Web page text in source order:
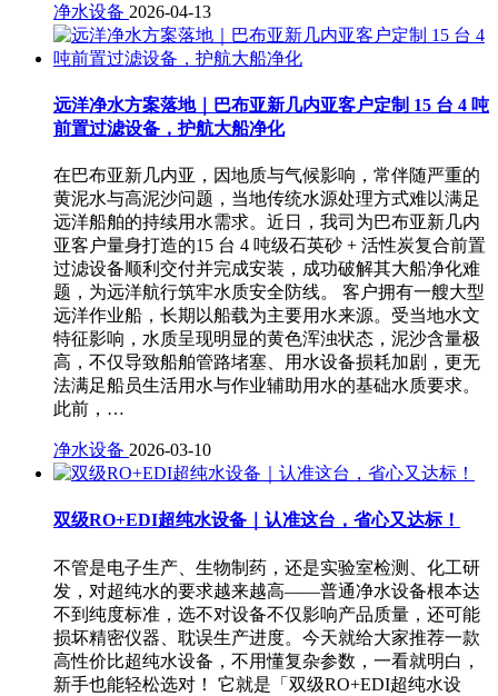
净水设备 2026-04-13
远洋净水方案落地｜巴布亚新几内亚客户定制 15 台 4 吨
前置过滤设备，护航大船净化
在巴布亚新几内亚，因地质与气候影响，常伴随严重的
黄泥水与高泥沙问题，当地传统水源处理方式难以满足
远洋船舶的持续用水需求。近日，我司为巴布亚新几内
亚客户量身打造的15 台 4 吨级石英砂 + 活性炭复合前置
过滤设备顺利交付并完成安装，成功破解其大船净化难
题，为远洋航行筑牢水质安全防线。 客户拥有一艘大型
远洋作业船，长期以船载为主要用水来源。受当地水文
特征影响，水质呈现明显的黄色浑浊状态，泥沙含量极
高，不仅导致船舶管路堵塞、用水设备损耗加剧，更无
法满足船员生活用水与作业辅助用水的基础水质要求。
此前，…
净水设备 2026-03-10
双级RO+EDI超纯水设备｜认准这台，省心又达标！
不管是电子生产、生物制药，还是实验室检测、化工研
发，对超纯水的要求越来越高——普通净水设备根本达
不到纯度标准，选不对设备不仅影响产品质量，还可能
损坏精密仪器、耽误生产进度。今天就给大家推荐一款
高性价比超纯水设备，不用懂复杂参数，一看就明白，
新手也能轻松选对！ 它就是「双级RO+EDI超纯水设